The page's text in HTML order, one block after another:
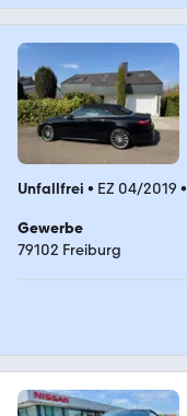
Unfallfrei • EZ 04/2019 •
Gewerbe
79102 Freiburg